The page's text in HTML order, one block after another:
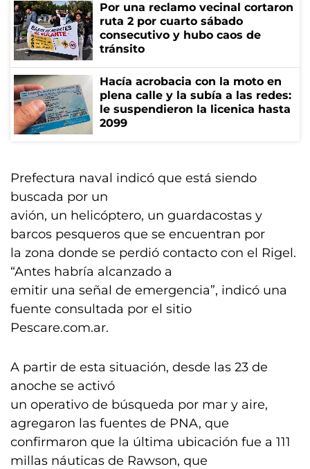
Por una reclamo vecinal cortaron
ruta 2 por cuarto sábado
consecutivo y hubo caos de
tránsito
Hacía acrobacia con la moto en
plena calle y la subía a las redes:
le suspendieron la licenica hasta
2099
Prefectura naval indicó que está siendo
buscada por un
avión, un helicóptero, un guardacostas y
barcos pesqueros que se encuentran por
la zona donde se perdió contacto con el Rigel.
“Antes habría alcanzado a
emitir una señal de emergencia”, indicó una
fuente consultada por el sitio
Pescare.com.ar.
A partir de esta situación, desde las 23 de
anoche se activó
un operativo de búsqueda por mar y aire,
agregaron las fuentes de PNA, que
confirmaron que la última ubicación fue a 111
millas náuticas de Rawson, que